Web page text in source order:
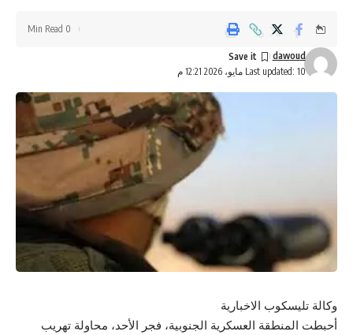
Last updated: 10 مايو، 2026 12:21 م
dawoud
0 Min Read
وكالة تليسكوب الاخبارية
أحبطت المنطقة العسكرية الجنوبية، فجر الأحد، محاولة تهريب